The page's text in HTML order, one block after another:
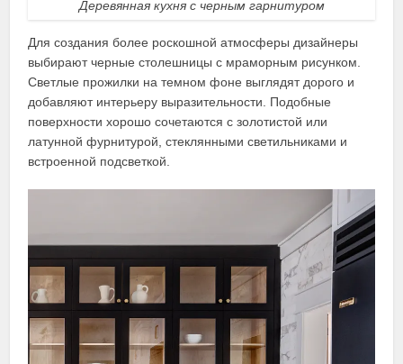
Деревянная кухня с черным гарнитуром
Для создания более роскошной атмосферы дизайнеры
выбирают черные столешницы с мраморным рисунком.
Светлые прожилки на темном фоне выглядят дорого и
добавляют интерьеру выразительности. Подобные
поверхности хорошо сочетаются с золотистой или
латунной фурнитурой, стеклянными светильниками и
встроенной подсветкой.